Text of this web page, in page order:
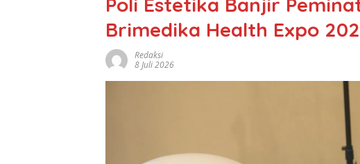
Brimedika Health Expo
Redaksi
8 Juli 2026